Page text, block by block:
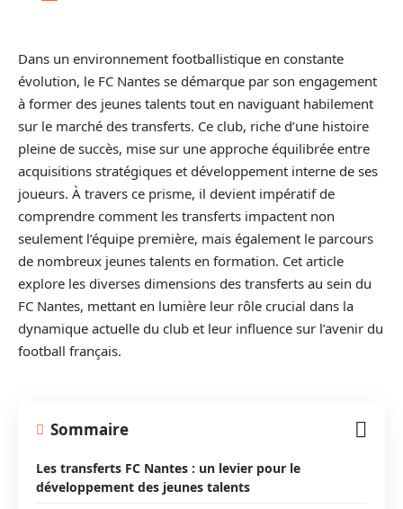
Dans un environnement footballistique en constante
évolution, le FC Nantes se démarque par son engagement
à former des jeunes talents tout en naviguant habilement
sur le marché des transferts. Ce club, riche d’une histoire
pleine de succès, mise sur une approche équilibrée entre
acquisitions stratégiques et développement interne de ses
joueurs. À travers ce prisme, il devient impératif de
comprendre comment les transferts impactent non
seulement l’équipe première, mais également le parcours
de nombreux jeunes talents en formation. Cet article
explore les diverses dimensions des transferts au sein du
FC Nantes, mettant en lumière leur rôle crucial dans la
dynamique actuelle du club et leur influence sur l’avenir du
football français.
Sommaire
Les transferts FC Nantes : un levier pour le
développement des jeunes talents